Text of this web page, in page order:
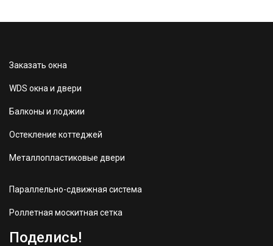
Заказать окна
WDS окна и двери
Балконы и лоджии
Остекление коттеджей
Металлопластиковые двери
Параллельно-сдвижная система
Роллетная москитная сетка
Поделись!